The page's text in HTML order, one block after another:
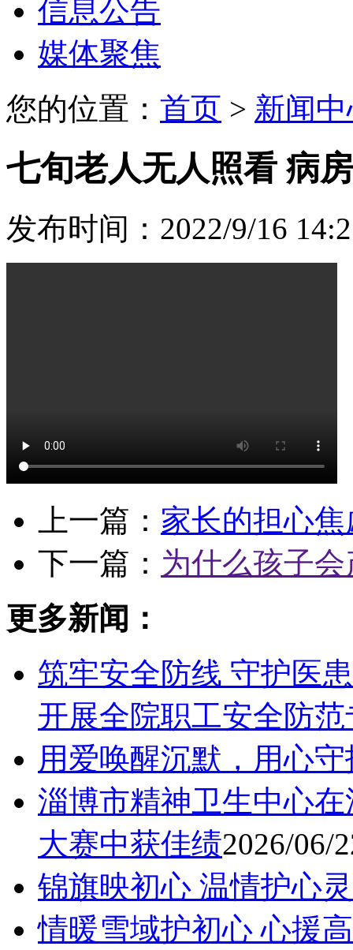
信息公告
媒体聚焦
您的位置： 首页 > 新闻
七旬老人无人照看 病
发布时间：2022/9/16
上一篇： 家长的担心
下一篇： 为什么孩子
更多新闻：
筑牢安全防线 守护医
开展全院职工安全防
用爱唤醒沉默，用心
淄博市精神卫生中心
大赛中获佳绩2026/06/
锦旗映初心 温情护心灵
情暖雪域护初心 心援